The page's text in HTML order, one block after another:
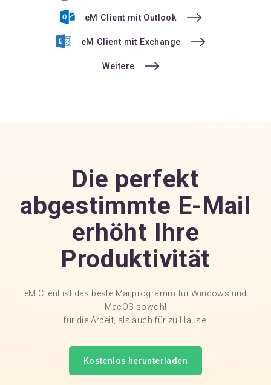
eM Client mit Outlook
eM Client mit Exchange
Weitere
Die perfekt
abgestimmte E-Mail
erhöht Ihre
Produktivität
eM Client ist das beste Mailprogramm für Windows und
MacOS sowohl
für die Arbeit, als auch für zu Hause.
Kostenlos herunterladen